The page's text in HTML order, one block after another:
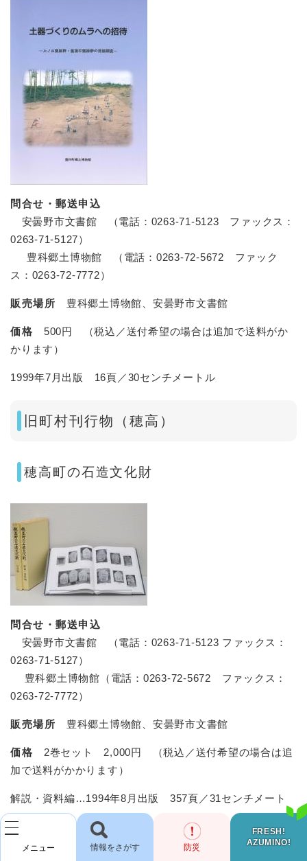
メニュー
問合せ・郵送申込
安曇野市文書館 （電話：0263-71-5123 ファックス：
0263-71-5127）
豊科郷土博物館 （電話：0263-72-5672 ファック
ス：0263-72-7772）
販売場所 豊科郷土博物館、安曇野市文書館
価格 500円 （税込／送付希望の場合は追加で送料がか
かります）
1999年7月出版 16頁／30センチメートル
旧町村刊行物（穂高）
穂高町の石造文化財
問合せ・郵送申込
安曇野市文書館 （電話：0263-71-5123 ファックス：
0263-71-5127）
豊科郷土博物館（電話：0263-72-5672 ファックス：
0263-72-7772）
販売場所 豊科郷土博物館、安曇野市文書館
価格 2巻セット 2,000円 （税込／送付希望の場合は追
加で送料がかかります）
解説・資料編…1994年8月出版 357頁／31センチメート
ル
写真編…1994年8月出版 501頁／31センチメートルFRESH!
AZUMINO!
検
防災